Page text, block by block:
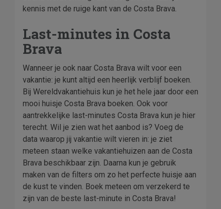
kennis met de ruige kant van de Costa Brava.
Last-minutes in Costa
Brava
Wanneer je ook naar Costa Brava wilt voor een
vakantie: je kunt altijd een heerlijk verblijf boeken.
Bij Wereldvakantiehuis kun je het hele jaar door een
mooi huisje Costa Brava boeken. Ook voor
aantrekkelijke last-minutes Costa Brava kun je hier
terecht. Wil je zien wat het aanbod is? Voeg de
data waarop jij vakantie wilt vieren in: je ziet
meteen staan welke vakantiehuizen aan de Costa
Brava beschikbaar zijn. Daarna kun je gebruik
maken van de filters om zo het perfecte huisje aan
de kust te vinden. Boek meteen om verzekerd te
zijn van de beste last-minute in Costa Brava!